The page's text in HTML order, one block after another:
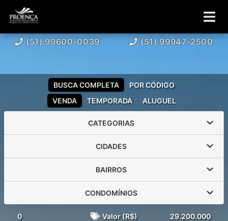
(51) 99600-0039 (51) 99947-2500
VENDA TEMPORADA ALUGUEL
BUSCA COMPLETA POR CÓDIGO
CATEGORIAS
CIDADES
BAIRROS
CONDOMÍNIOS
0 Valor (R$) 29.200.000